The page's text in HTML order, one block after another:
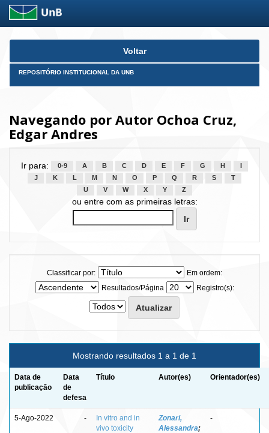
Skip
Voltar
REPOSITÓRIO INSTITUCIONAL DA UNB
Navegando por Autor Ochoa Cruz,
Edgar Andres
Ir para: 0-9 A B C D E F G H
J
K L M N O P Q R S
T
U
V W X Y Z
ou entre com as primeiras letras:
Classificar por:
Em ordem:
Resultados/Página
Registro(s):
Mostrando resultados 1 a 1 de 1
Data de
publicação
Data
de
defesa
Título Autor(es) Orientador(es)
5-Ago-2022 -
In vitro and in
vivo toxicity
Zonari,
Alessandra;
-